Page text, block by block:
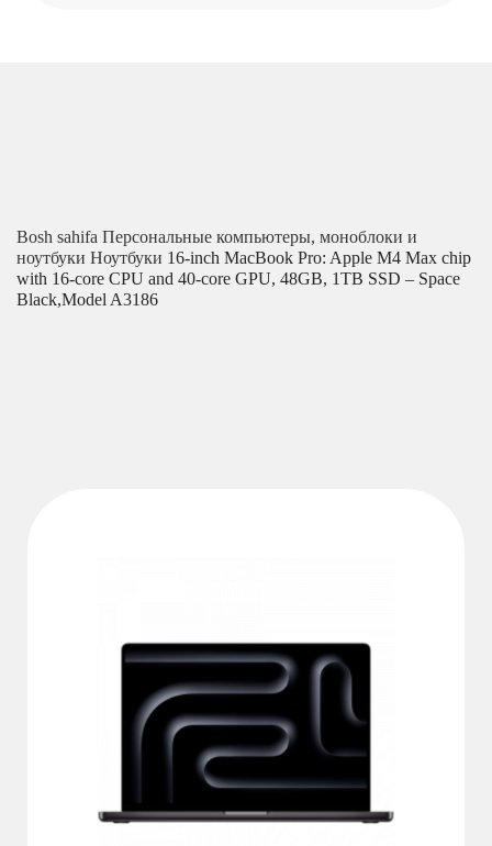
Bosh sahifa Персональные компьютеры, моноблоки и
ноутбуки Ноутбуки 16-inch MacBook Pro: Apple M4 Max chip
with 16‑core CPU and 40‑core GPU, 48GB, 1TB SSD – Space
Black,Model A3186